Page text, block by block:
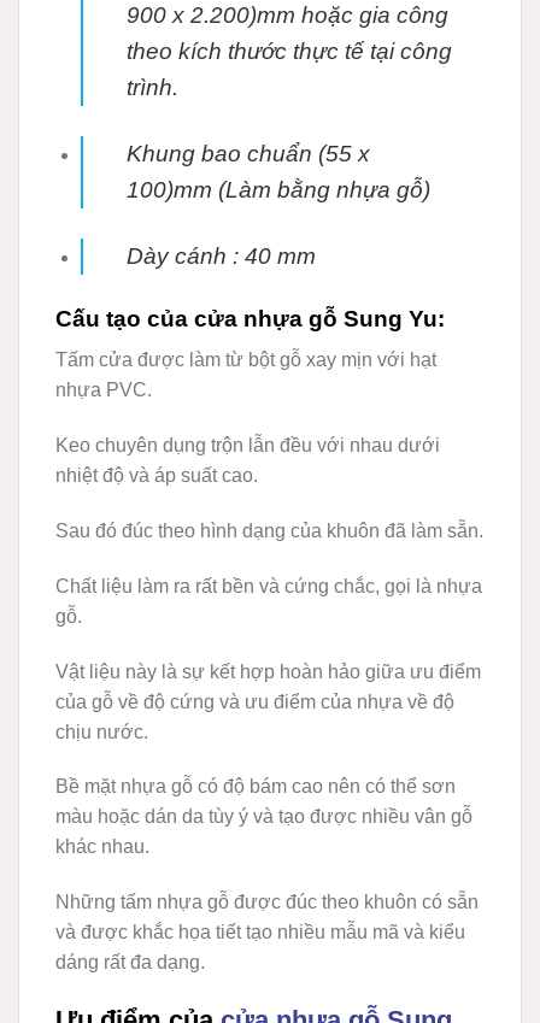
900 x 2.200)mm hoặc gia công
theo kích thước thực tế tạicông
trình.
Khung bao chuẩn (55 x
100)mm (Làm bằng nhựa gỗ)
Dày cánh : 40 mm
Cấu tạo của cửa nhựa gỗ Sung Yu:
Tấm cửa được làm từ bột gỗ xay mịn với hạt
nhựa PVC.
Keo chuyên dụng trộn lẫn đều với nhau dưới
nhiệt độ và áp suất cao.
Sau đó đúc theo hình dạng của khuôn đã làm sẵn.
Chất liệu làm ra rất bền và cứng chắc, gọi là nhựa
gỗ.
Vật liệu này là sự kết hợp hoàn hảo giữa ưu điểm
của gỗ về độ cứng và ưu điểm của nhựa về độ
chịu nước.
Bề mặt nhựa gỗ có độ bám cao nên có thể sơn
màu hoặc dán da tùy ý và tạo được nhiều vân gỗ
khác nhau.
Những tấm nhựa gỗ được đúc theo khuôn có sẵn
và được khắc họa tiết tạo nhiều mẫu mã và kiểu
dáng rất đa dạng.